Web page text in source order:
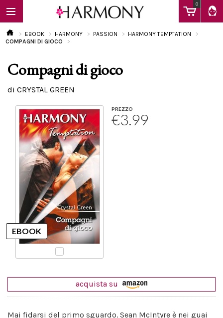
0
EBOOK
Calendario
EBOOK HARMONY PASSION
HARMONY TEMPTATION
COMPAGNI DI GIOCO
Compagni di gioco
di CRYSTAL GREEN
PREZZO
€3.99
acquista su
Mai fidarsi del primo sguardo. Sean McIntyre è nei guai